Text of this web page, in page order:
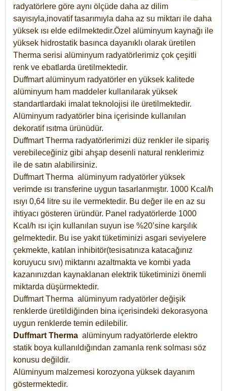
radyatörlere göre aynı ölçüde daha az dilim
sayısıyla,inovatif tasarımıyla daha az su miktarı ile daha
yüksek ısı elde edilmektedir.Özel alüminyum kaynağı ile
yüksek hidrostatik basınca dayanıklı olarak üretilen
Therma serisi alüminyum radyatörlerimiz çok çeşitli
renk ve ebatlarda üretilmektedir.
Duffmart alüminyum radyatörler en yüksek kalitede
alüminyum ham maddeler kullanılarak yüksek
standartlardaki imalat teknolojisi ile üretilmektedir.
Alüminyum radyatörler bina içerisinde kullanılan
dekoratif ısıtma ürünüdür.
Duffmart Therma radyatörlerimizi düz renkler ile sipariş
verebileceğiniz gibi ahşap desenli natural renklerimiz
ile de satın alabilirsiniz.
Duffmart Therma alüminyum radyatörler yüksek
verimde ısı transferine uygun tasarlanmıştır. 1000 Kcal/h
ısıyı 0,64 litre su ile vermektedir. Bu değer ile en az su
ihtiyacı gösteren üründür. Panel radyatörlerde 1000
Kcal/h ısı için kullanılan suyun ise %20’sine karşılık
gelmektedir. Bu ise yakıt tüketiminizi asgari seviyelere
çekmekte, katılan inhibitör(tesisatınıza katacağınız
koruyucu sıvı) miktarını azaltmakta ve kombi yada
kazanınızdan kaynaklanan elektrik tüketiminizi önemli
miktarda düşürmektedir.
Duffmart Therma alüminyum radyatörler değişik
renklerde üretildiğinden bina içerisindeki dekorasyona
uygun renklerde temin edilebilir.
Duffmart Therma alüminyum radyatörlerde elektro
statik boya kullanıldığından zamanla renk solması söz
konusu değildir.
Alüminyum malzemesi korozyona yüksek dayanım
göstermektedir.